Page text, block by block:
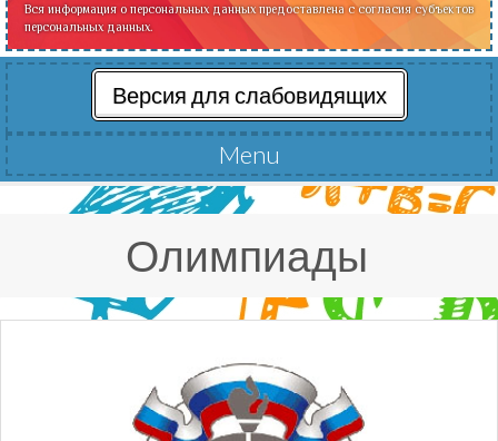
Вся информация о персональных данных предоставлена с согласия субъектов
персональных данных.
Версия для слабовидящих
Menu
Читать далее
Олимпиады